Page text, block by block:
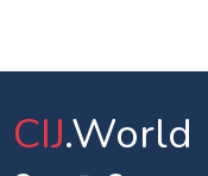
CIJ.World